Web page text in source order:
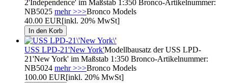
2'Independence' im Maßstab 1:350 Bronco-Artikelnummer:
NB5025 mehr >>>Bronco Models
40.00 EUR[inkl. 20% MwSt]
USS LPD-21'New York'Modellbausatz der USS LPD-
21'New York' im Maßstab 1:350 Bronco-Artikelnummer:
NB5024 mehr >>>Bronco Models
100.00 EUR[inkl. 20% MwSt]